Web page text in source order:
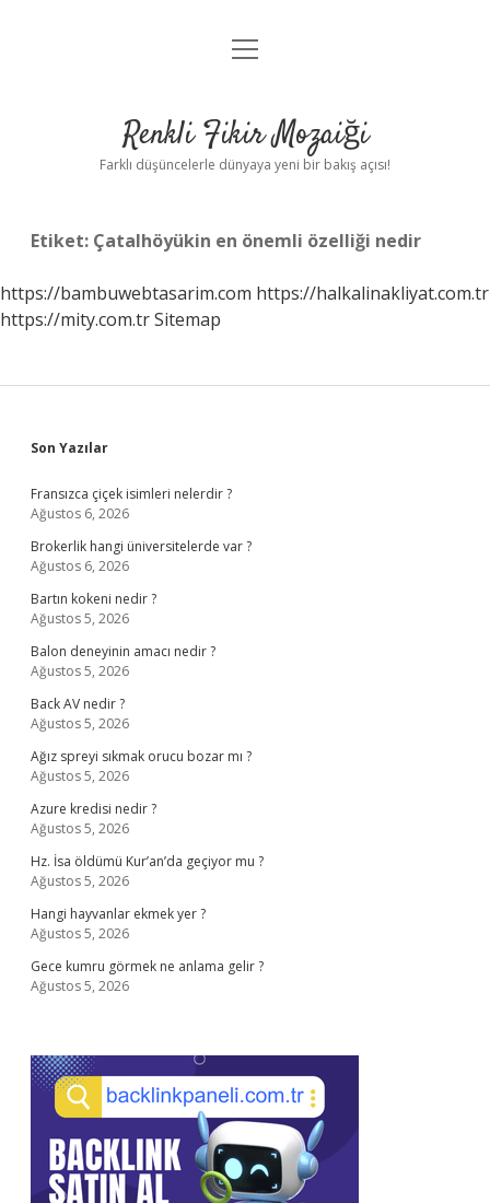
Anasayfa
Yasal Uyarı
menüyü
Renkli Fikir Mozaiği
Farklı düşüncelerle dünyaya yeni bir bakış açısı!
Etiket: Çatalhöyükin en önemli özelliği nedir
https://bambuwebtasarim.com https://halkalinakliyat.com.tr
https://mity.com.trSitemap
Sidebar
Son Yazılar
Fransızca çiçek isimleri nelerdir ?
Ağustos 6, 2026
Brokerlik hangi üniversitelerde var ?
Ağustos 6, 2026
Bartın kokeni nedir ?
Ağustos 5, 2026
Balon deneyinin amacı nedir ?
Ağustos 5, 2026
Back AV nedir ?
Ağustos 5, 2026
Ağız spreyi sıkmak orucu bozar mı ?
Ağustos 5, 2026
Azure kredisi nedir ?
Ağustos 5, 2026
Hz. İsa öldümü Kur’an’da geçiyor mu ?
Ağustos 5, 2026
Hangi hayvanlar ekmek yer ?
Ağustos 5, 2026
Gece kumru görmek ne anlama gelir ?
Ağustos 5, 2026